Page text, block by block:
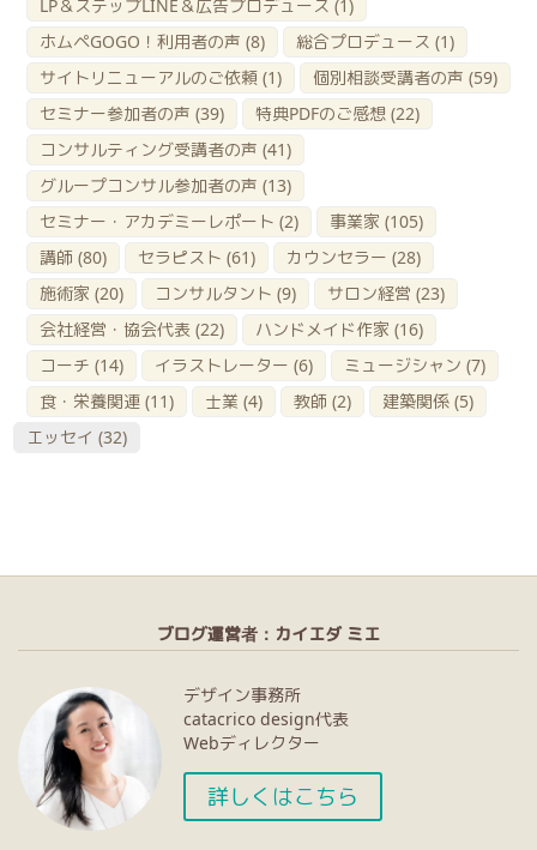
LP＆ステップLINE＆広告プロデュース (1)
ホムペGOGO！利用者の声 (8) 総合プロデュース (1)
サイトリニューアルのご依頼 (1) 個別相談受講者の声 (59)
セミナー参加者の声 (39) 特典PDFのご感想 (22)
コンサルティング受講者の声 (41)
グループコンサル参加者の声 (13)
セミナー・アカデミーレポート (2) 事業家 (105)
講師 (80) セラピスト (61) カウンセラー (28)
施術家 (20) コンサルタント (9) サロン経営 (23)
会社経営・協会代表 (22) ハンドメイド作家 (16)
コーチ (14) イラストレーター (6) ミュージシャン (7)
食・栄養関連 (11) 士業 (4) 教師 (2) 建築関係 (5)
エッセイ (32)
ブログ運営者：カイエダ ミエ
デザイン事務所
catacrico design代表
Webディレクター
詳しくはこちら